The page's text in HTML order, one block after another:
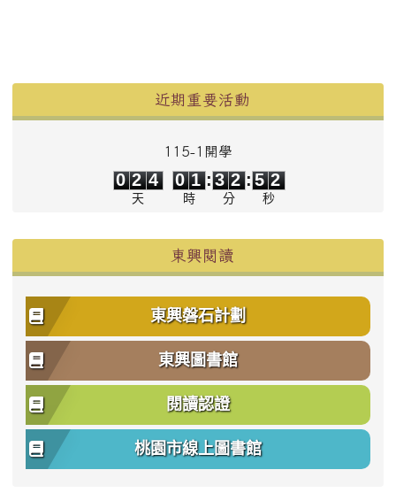
近期重要活動
115-1開學
0 2 4
天
0
0
1
1
時
:
3
3
2
2
分
: 5 2
秒
東興閱讀
東興磐石計劃
東興圖書館
閱讀認證
桃園市線上圖書館